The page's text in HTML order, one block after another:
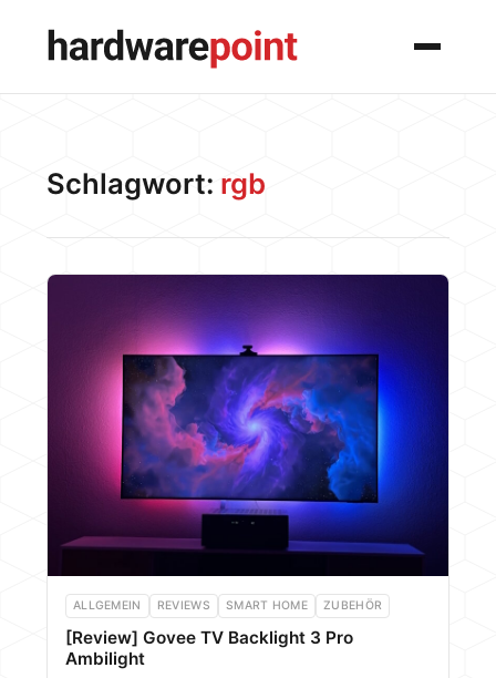
Menü
Schlagwort: rgb
ALLGEMEIN REVIEWS SMART HOME ZUBEHÖR
[Review] Govee TV Backlight 3 Pro
Ambilight